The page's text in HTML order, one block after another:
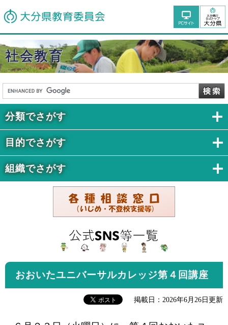
社会教育
おおいたユニバーサルカレッジ第４回講座
掲載日：2026年6月26日更新
分類でさがす
目的でさがす
組織でさがす